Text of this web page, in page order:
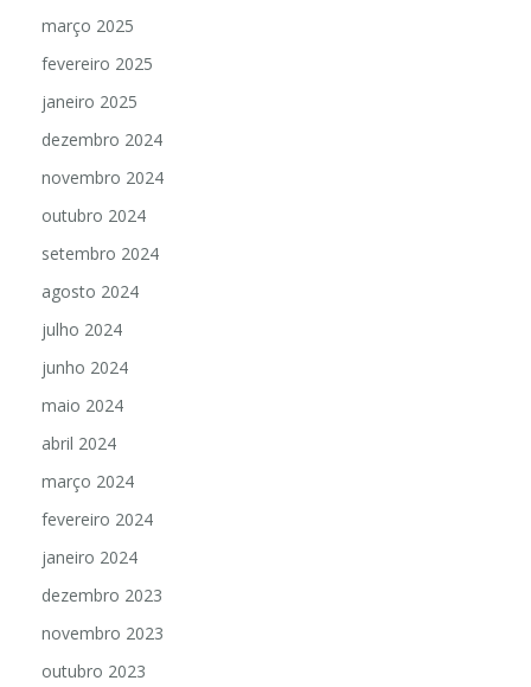
março 2025
fevereiro 2025
janeiro 2025
dezembro 2024
novembro 2024
outubro 2024
setembro 2024
agosto 2024
julho 2024
junho 2024
maio 2024
abril 2024
março 2024
fevereiro 2024
janeiro 2024
dezembro 2023
novembro 2023
outubro 2023